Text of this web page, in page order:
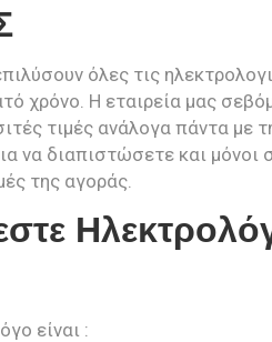
όλες τις
χρόνο. Η εταιρεία μας
τιμές ανάλογα πάντα με
να διαπιστώσετε και μόνοι
της αγοράς.
είναι :